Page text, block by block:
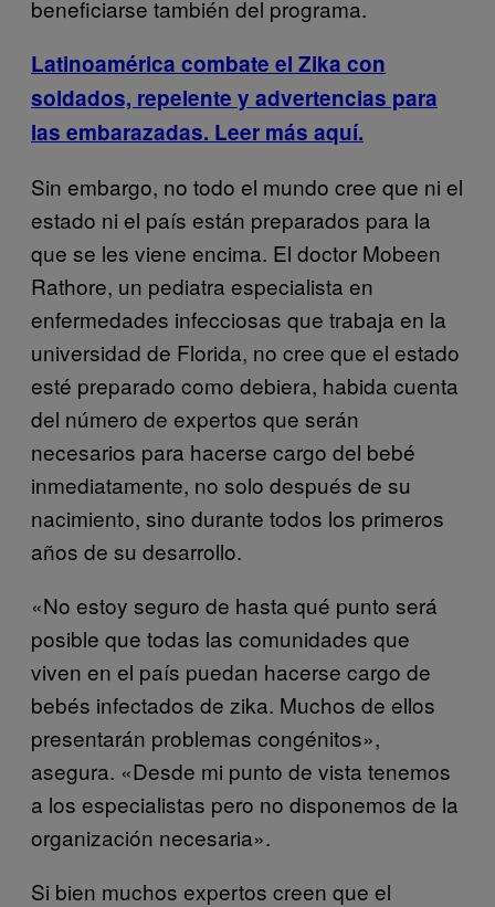
beneficiarse también del programa.
Latinoamérica combate el Zika con
soldados, repelente y advertencias para
las embarazadas. Leer más aquí.
Sin embargo, no todo el mundo cree que ni el
estado ni el país están preparados para la
que se les viene encima. El doctor Mobeen
Rathore, un pediatra especialista en
enfermedades infecciosas que trabaja en la
universidad de Florida, no cree que el estado
esté preparado como debiera, habida cuenta
del número de expertos que serán
necesarios para hacerse cargo del bebé
inmediatamente, no solo después de su
nacimiento, sino durante todos los primeros
años de su desarrollo.
«No estoy seguro de hasta qué punto será
posible que todas las comunidades que
viven en el país puedan hacerse cargo de
bebés infectados de zika. Muchos de ellos
presentarán problemas congénitos»,
asegura. «Desde mi punto de vista tenemos
a los especialistas pero no disponemos de la
organización necesaria».
Si bien muchos expertos creen que el